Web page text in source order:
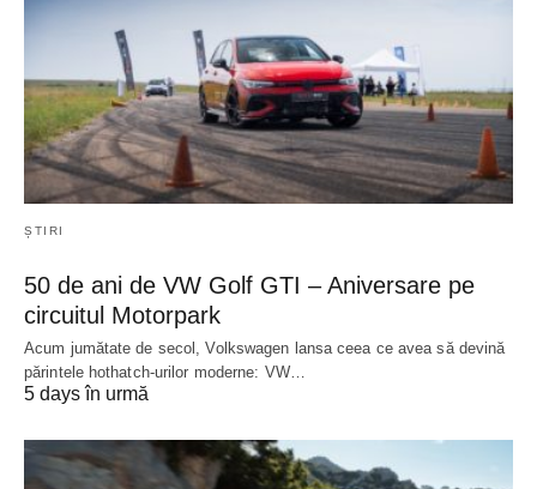
ȘTIRI
50 de ani de VW Golf GTI – Aniversare pe
circuitul Motorpark
Acum jumătate de secol, Volkswagen lansa ceea ce avea să devină
părintele hothatch-urilor moderne: VW…
5 days în urmă